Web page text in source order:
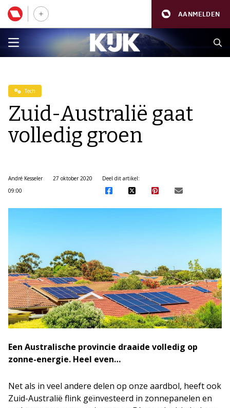
AANMELDEN
Tech
Zuid-Australië gaat
volledig groen
André Kesseler
27 oktober 2020
09:00
Deel dit artikel:
Een Australische provincie draaide volledig op
zonne-energie. Heel even…
Net als in veel andere delen op onze aardbol, heeft ook
Zuid-Australië flink geïnvesteerd in zonnepanelen en